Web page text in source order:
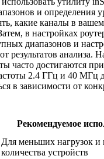
и определения
какие каналы в
в настройках
диапазонов и
результатов анализа.
часто достигаются
2.4 ГГц и 40 МГц
в зависимости от
Рекомендуемое
Для меньших нагрузок и
количества устройств